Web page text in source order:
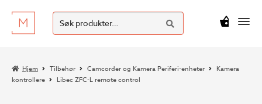
Hopp
til
Hopp
til
Søk
etter:
SØK
kr0
Hjem Tilbehør Camcorder og Kamera Periferi-enheter
Kamera
kontrollere
Libec ZFC-L remote control